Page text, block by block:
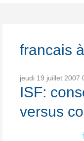
francais
jeudi 19 juillet 2007
ISF:
versus